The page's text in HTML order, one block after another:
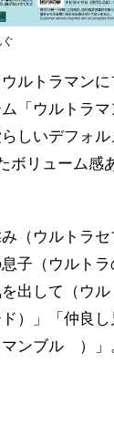
ルトラマン
「ウルトラ
しいデフォ
ボリューム感
（ウルトラ
子（ウルト
出して（ウ
）」「仲良
ンブル ）」